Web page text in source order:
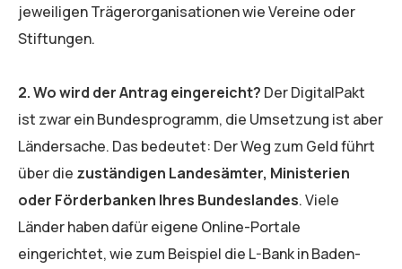
jeweiligen Trägerorganisationen wie Vereine oder
Stiftungen.
2. Wo wird der Antrag eingereicht? Der DigitalPakt
ist zwar ein Bundesprogramm, die Umsetzung ist aber
Ländersache. Das bedeutet: Der Weg zum Geld führt
über die zuständigen Landesämter, Ministerien
oder Förderbanken Ihres Bundeslandes. Viele
Länder haben dafür eigene Online-Portale
eingerichtet, wie zum Beispiel die L-Bank in Baden-